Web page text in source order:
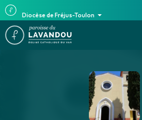
Diocèse de Fréjus-Toulon